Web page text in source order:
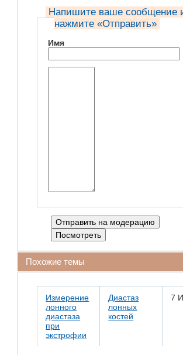
Напишите ваше сообщение
нажмите «Отправить»
Имя
Похожие темы
Измерение
лонного
диастаза
при
экстрофии
Диастаз
лонных
костей
7